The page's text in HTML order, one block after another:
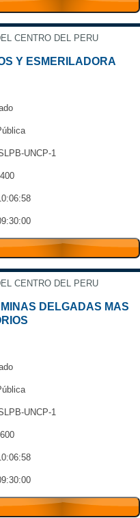
CENTRO DEL PERU
Y ESMERILADORA
UNCP-1
CENTRO DEL PERU
DELGADAS MAS
UNCP-1